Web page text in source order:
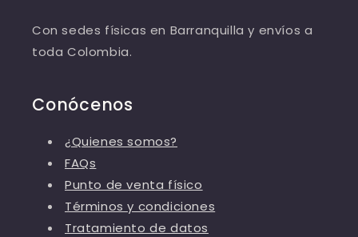
Con sedes físicas en Barranquilla y envíos a
toda Colombia.
Conócenos
¿Quienes somos?
FAQs
Punto de venta físico
Términos y condiciones
Tratamiento de datos